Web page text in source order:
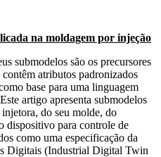
na moldagem por injeção
submodelos são os precursores
atributos padronizados
base para uma linguagem
artigo apresenta submodelos
do seu molde, do
dispositivo para controle de
como uma especificação da
Digitais (Industrial Digital Twin